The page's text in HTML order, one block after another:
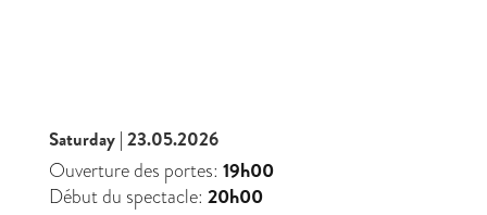
Saturday | 23.05.2026
Ouverture des portes: 19h00
Début du spectacle: 20h00